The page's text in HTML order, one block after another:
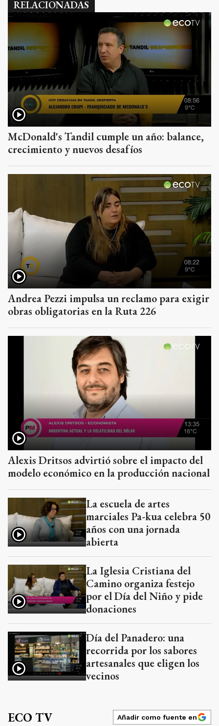
RELACIONADAS
McDonald's Tandil cumple un año: balance,
crecimiento y nuevos desafíos
Andrea Pezzi impulsa un reclamo para exigir
obras obligatorias en la Ruta 226
Alexis Dritsos advirtió sobre el impacto del
modelo económico en la producción nacional
La escuela de artes
marciales Pa-kua celebra 50
años con una jornada
abierta
La Iglesia Cristiana del
Camino organiza festejo
por el Día del Niño y pide
donaciones
Día del Panadero: una
recorrida por los sabores
artesanales que eligen los
vecinos
ECO TV Añadir como fuente en